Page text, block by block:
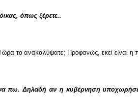
όπως ξέρετε..
Τώρα το ανακαλύψατε; Προφανώς, εκεί είναι
πω. Δηλαδή αν η κυβέρνηση